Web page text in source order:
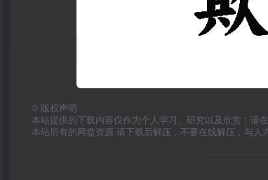
© 版权声明
本站提供的下载内容仅作为个人学习、研究以及欣赏！请
本站所有的网盘资源 请下载后解压，不要在线解压，与人